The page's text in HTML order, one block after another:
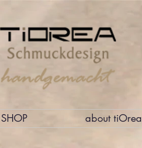
SHOP about tiOrea